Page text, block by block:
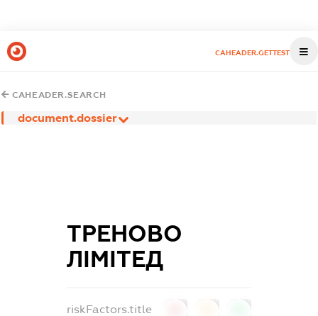
CAHEADER.GETTEST
CAHEADER.SEARCH
document.dossier
ТРЕНОВО
ЛІМІТЕД
riskFactors.title